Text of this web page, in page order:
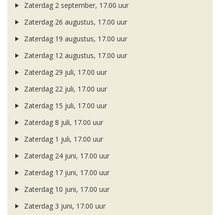
Zaterdag 2 september, 17.00 uur
Zaterdag 26 augustus, 17.00 uur
Zaterdag 19 augustus, 17.00 uur
Zaterdag 12 augustus, 17.00 uur
Zaterdag 29 juli, 17.00 uur
Zaterdag 22 juli, 17.00 uur
Zaterdag 15 juli, 17.00 uur
Zaterdag 8 juli, 17.00 uur
Zaterdag 1 juli, 17.00 uur
Zaterdag 24 juni, 17.00 uur
Zaterdag 17 juni, 17.00 uur
Zaterdag 10 juni, 17.00 uur
Zaterdag 3 juni, 17.00 uur